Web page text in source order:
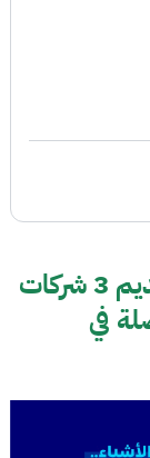
"هيئة الاتصالات" توافق على تقديم 3 شركات
في